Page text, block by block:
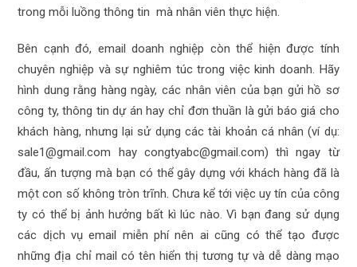
trong mỗi luồng thông tin mà nhân viên thực hiện.
Bên cạnh đó, email doanh nghiệp còn thể hiện được tính
chuyên nghiệp và sự nghiêm túc trong việc kinh doanh. Hãy
hình dung rằng hàng ngày, các nhân viên của bạn gửi hồ sơ
công ty, thông tin dự án hay chỉ đơn thuần là gửi báo giá cho
khách hàng, nhưng lại sử dụng các tài khoản cá nhân (ví dụ:
sale1@gmail.com hay congtyabc@gmail.com) thì ngay từ
đầu, ấn tượng mà bạn có thể gây dựng với khách hàng đã là
một con số không tròn trĩnh. Chưa kể tới việc uy tín của công
ty có thể bị ảnh hưởng bất kì lúc nào. Vì bạn đang sử dụng
các dịch vụ email miễn phí nên ai cũng có thể tạo được
những địa chỉ mail có tên hiển thị tương tự và dễ dàng mạo